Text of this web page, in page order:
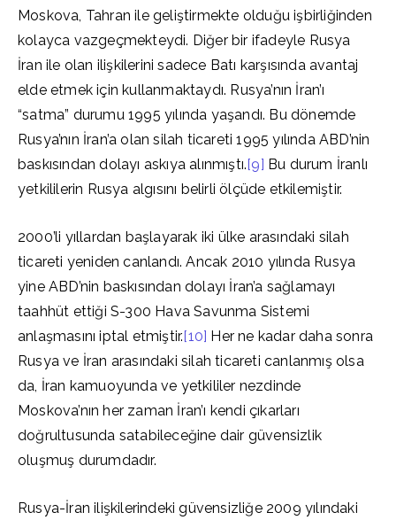
Moskova, Tahran ile geliştirmekte olduğu işbirliğinden
kolayca vazgeçmekteydi. Diğer bir ifadeyle Rusya
İran ile olan ilişkilerini sadece Batı karşısında avantaj
elde etmek için kullanmaktaydı. Rusya’nın İran’ı
“satma” durumu 1995 yılında yaşandı. Bu dönemde
Rusya’nın İran’a olan silah ticareti 1995 yılında ABD’nin
baskısından dolayı askıya alınmıştı.[9] Bu durum İranlı
yetkililerin Rusya algısını belirli ölçüde etkilemiştir.
2000’li yıllardan başlayarak iki ülke arasındaki silah
ticareti yeniden canlandı. Ancak 2010 yılında Rusya
yine ABD’nin baskısından dolayı İran’a sağlamayı
taahhüt ettiği S-300 Hava Savunma Sistemi
anlaşmasını iptal etmiştir.[10] Her ne kadar daha sonra
Rusya ve İran arasındaki silah ticareti canlanmış olsa
da, İran kamuoyunda ve yetkililer nezdinde
Moskova’nın her zaman İran’ı kendi çıkarları
doğrultusunda satabileceğine dair güvensizlik
oluşmuş durumdadır.
Rusya-İran ilişkilerindeki güvensizliğe 2009 yılındaki